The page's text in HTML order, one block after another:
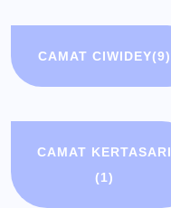
CAMAT CIWIDEY(9)
CAMAT KERTASARI
(1)